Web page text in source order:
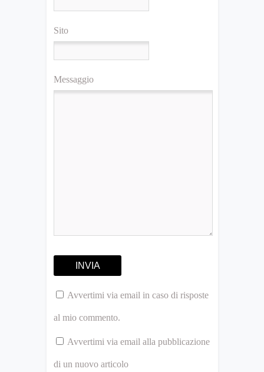
Sito
Messaggio
Avvertimi via email in caso di risposte
al mio commento.
Avvertimi via email alla pubblicazione
di un nuovo articolo